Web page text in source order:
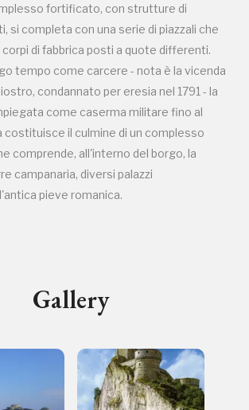
fortificato, con strutture di
si completa con una serie di piazzali che
corpi di fabbrica posti a quote differenti.
tempo come carcere - nota è la vicenda
condannato per eresia nel 1791 - la
come caserma militare fino al
costituisce il culmine di un complesso
comprende, all'interno del borgo, la
campanaria, diversi palazzi
pieve romanica.
Gallery
Cuore
2014, 2016, 2018, 2020, 2022
alla newsletter
per te più interessanti,
i luoghi più vicini e gli eventi
REGISTRATI
giorni di arte e cultura nell'Italia
più bella, risparmiando.